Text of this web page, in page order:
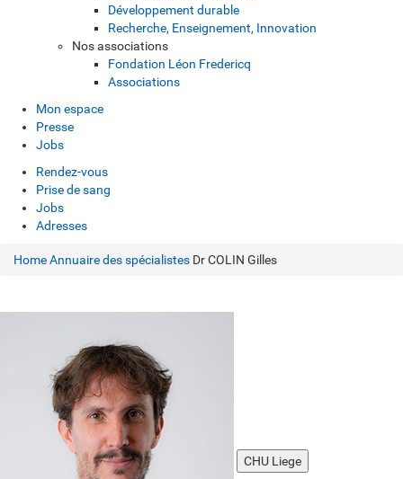
Développement durable
Recherche, Enseignement, Innovation
Nos associations
Fondation Léon Fredericq
Associations
Mon espace
Presse
Jobs
Rendez-vous
Prise de sang
Jobs
Adresses
HomeAnnuaire des spécialistes Dr COLIN Gilles
CHU Liege